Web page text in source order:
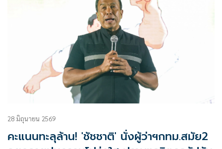
28 มิถุนายน 2569
คะแนนทะลุล้าน! 'ชัชชาติ' นั่งผู้ว่าฯกทม.สมัย2